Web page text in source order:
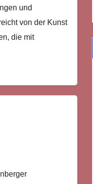
und
von der Kunst
die mit